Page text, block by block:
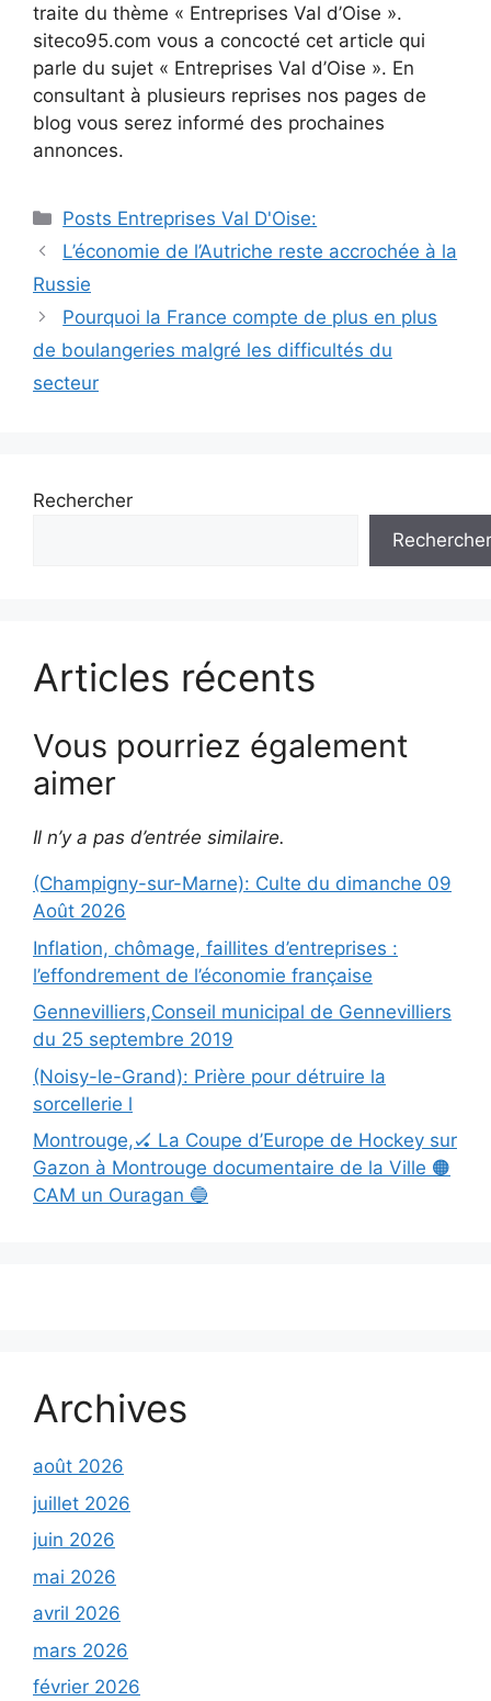
traite du thème « Entreprises Val d’Oise ».
siteco95.com vous a concocté cet article qui
parle du sujet « Entreprises Val d’Oise ». En
consultant à plusieurs reprises nos pages de
blog vous serez informé des prochaines
annonces.
Catégories
Posts Entreprises Val D'Oise:
Navigation
des
L’économie de l’Autriche reste accrochée à la
Russie
Pourquoi la France compte de plus en plus
de boulangeries malgré les difficultés du
secteur
Rechercher
Rechercher
Articles récents
Vous pourriez également
aimer
Il n’y a pas d’entrée similaire.
(Champigny-sur-Marne): Culte du dimanche 09
Août 2026
Inflation, chômage, faillites d’entreprises :
l’effondrement de l’économie française
Gennevilliers,Conseil municipal de Gennevilliers
du 25 septembre 2019
(Noisy-le-Grand): Prière pour détruire la
sorcellerie l
Montrouge,🏑 La Coupe d’Europe de Hockey sur
Gazon à Montrouge documentaire de la Ville 🟠
CAM un Ouragan 🔵
Archives
août 2026
juillet 2026
juin 2026
mai 2026
avril 2026
mars 2026
février 2026